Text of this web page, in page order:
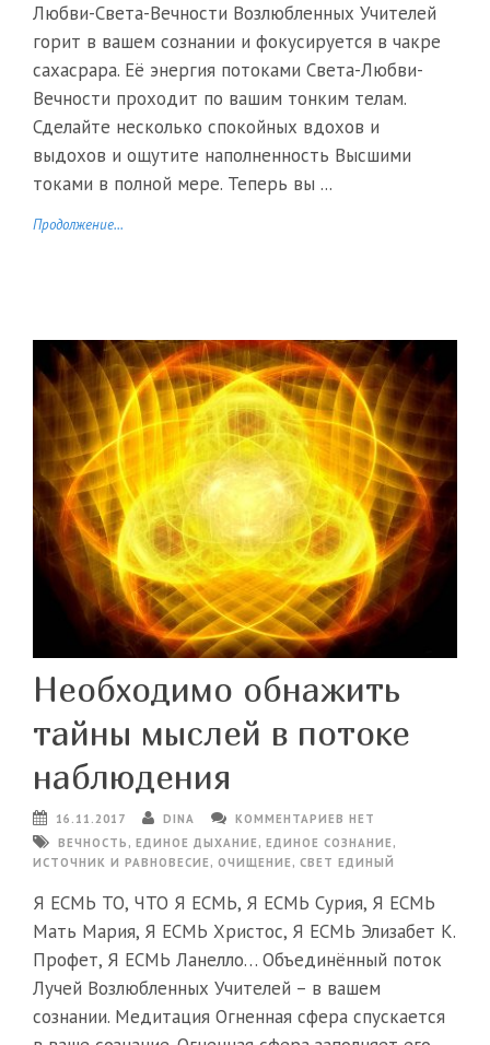
Любви-Света-Вечности Возлюбленных Учителей
горит в вашем сознании и фокусируется в чакре
сахасрара. Её энергия потоками Света-Любви-
Вечности проходит по вашим тонким телам.
Сделайте несколько спокойных вдохов и
выдохов и ощутите наполненность Высшими
токами в полной мере. Теперь вы ...
Продолжение...
Необходимо обнажить
тайны мыслей в потоке
наблюдения
16.11.2017 DINA
КОММЕНТАРИЕВ НЕТ
ВЕЧНОСТЬ , ЕДИНОЕ ДЫХАНИЕ, ЕДИНОЕ СОЗНАНИЕ,
ИСТОЧНИК И РАВНОВЕСИЕ, ОЧИЩЕНИЕ, СВЕТ ЕДИНЫЙ
Я ЕСМЬ ТО, ЧТО Я ЕСМЬ, Я ЕСМЬ Сурия, Я ЕСМЬ
Мать Мария, Я ЕСМЬ Христос, Я ЕСМЬ Элизабет К.
Профет, Я ЕСМЬ Ланелло… Объединённый поток
Лучей Возлюбленных Учителей – в вашем
сознании. Медитация Огненная сфера спускается